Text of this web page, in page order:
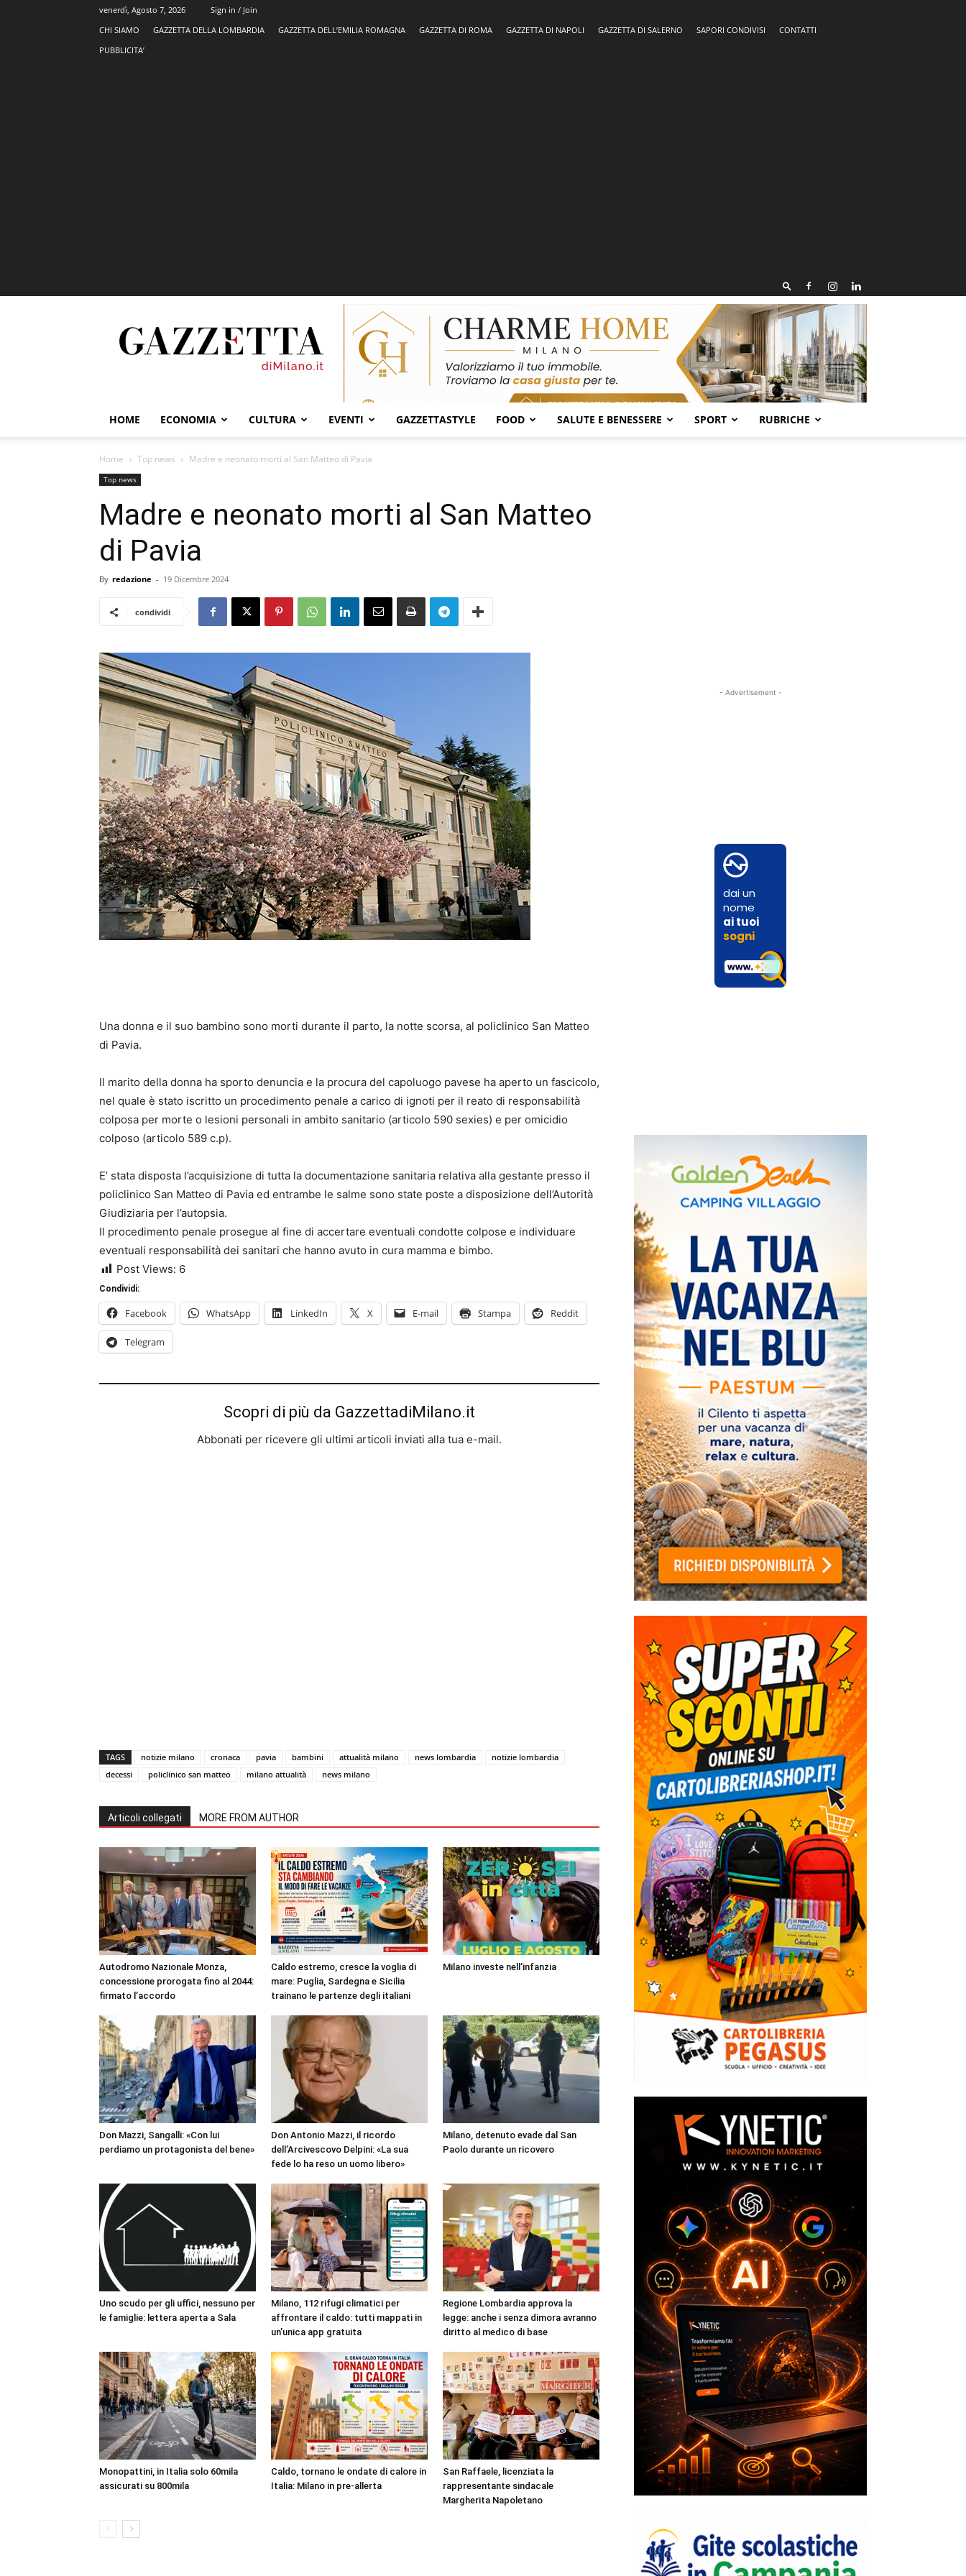
venerdì, Agosto 7, 2026
Sign in / Join
CHI SIAMO
GAZZETTA DELLA LOMBARDIA GAZZETTA DELL’EMILIA ROMAGNA GAZZETTA DI ROMA GAZZETTA DI NAPOLI GAZZETTA DI SALERNO SAPORI CONDIVISI
CONTATTI
PUBBLICITA’
HOME ECONOMIA CULTURA EVENTI GAZZETTASTYLE FOOD SALUTE E BENESSERE SPORT RUBRICHE
Home Top news Madre e neonato morti al San Matteo di Pavia
Top news
Madre e neonato morti al San Matteo
di Pavia
By redazione - 19 Dicembre 2024
condividi
Una donna e il suo bambino sono morti durante il parto, la notte scorsa, al policlinico San Matteo
di Pavia.
Il marito della donna ha sporto denuncia e la procura del capoluogo pavese ha aperto un fascicolo,
nel quale è stato iscritto un procedimento penale a carico di ignoti per il reato di responsabilità
colposa per morte o lesioni personali in ambito sanitario (articolo 590 sexies) e per omicidio
colposo (articolo 589 c.p).
E’ stata disposta l’acquisizione di tutta la documentazione sanitaria relativa alla gestante presso il
policlinico San Matteo di Pavia ed entrambe le salme sono state poste a disposizione dell’Autorità
Giudiziaria per l’autopsia.
Il procedimento penale prosegue al fine di accertare eventuali condotte colpose e individuare
eventuali responsabilità dei sanitari che hanno avuto in cura mamma e bimbo.
Post Views: 6
Condividi:
Facebook WhatsApp LinkedIn X E-mail Stampa Reddit
Telegram
Scopri di più da GazzettadiMilano.it
Abbonati per ricevere gli ultimi articoli inviati alla tua e-mail.
TAGS notizie milano cronaca pavia bambini attualità milano news lombardia
notizie lombardia
decessi
policlinico san matteo milano attualità news milano
Articoli collegati MORE FROM AUTHOR
Autodromo Nazionale Monza,
concessione prorogata fino al 2044:
firmato l’accordo
Caldo estremo, cresce la voglia di
mare: Puglia, Sardegna e Sicilia
trainano le partenze degli italiani
Milano investe nell’infanzia
Don Mazzi, Sangalli: «Con lui
perdiamo un protagonista del bene»
Don Antonio Mazzi, il ricordo
dell’Arcivescovo Delpini: «La sua
fede lo ha reso un uomo libero»
Milano, detenuto evade dal San
Paolo durante un ricovero
Uno scudo per gli uffici, nessuno per
le famiglie: lettera aperta a Sala
Milano, 112 rifugi climatici per
affrontare il caldo: tutti mappati in
un’unica app gratuita
Regione Lombardia approva la
legge: anche i senza dimora avranno
diritto al medico di base
Monopattini, in Italia solo 60mila
assicurati su 800mila
Caldo, tornano le ondate di calore in
Italia: Milano in pre-allerta
San Raffaele, licenziata la
rappresentante sindacale
Margherita Napoletano
- Advertisement -